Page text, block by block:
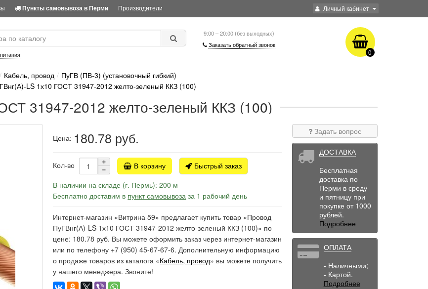
Личный кабинет
Пункты самовывоза в Перми Производители
9:00 – 20:00 (без выходных)
Заказать обратный звонок
0
Кабель, провод
ПуГВ (ПВ-3) (установочный гибкий)
LS 1х10 ГОСТ 31947-2012 желто-зеленый ККЗ (100)
31947-2012 желто-зеленый ККЗ (100)
Цена: 180.78 руб.
Кол-во В корзину
Быстрый заказ
В наличии на складе (г. Пермь): 200 м
Бесплатно доставим в пункт самовывоза за 1 рабочий день
Интернет-магазин «Витрина 59» предлагает купить товар «Провод
ПуГВнг(А)-LS 1х10 ГОСТ 31947-2012 желто-зеленый ККЗ (100)» по
цене: 180.78 руб. Вы можете оформить заказ через интернет-магазин
или по телефону +7 (950) 45-67-67-6. Дополнительную информацию
о продаже товаров из каталога «Кабель, провод» вы можете получить
у нашего менеджера. Звоните!
Задать вопрос
ДОСТАВКА
Бесплатная
доставка по
Перми в среду
и пятницу при
покупке от 1000
рублей.
Подробнее
ОПЛАТА
- Наличными;
- Картой.
Подробнее